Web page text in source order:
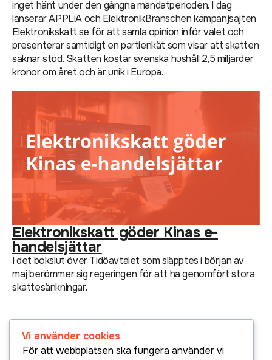
inget hänt under den gångna mandatperioden. I dag
lanserar APPLiA och ElektronikBranschen kampanjsajten
Elektronikskatt.se för att samla opinion inför valet och
presenterar samtidigt en partienkät som visar att skatten
saknar stöd. Skatten kostar svenska hushåll 2,5 miljarder
kronor om året och är unik i Europa.
Elektronikskatt göder Kinas e-
handelsjättar
I det bokslut över Tidöavtalet som släpptes i början av
maj berömmer sig regeringen för att ha genomfört stora
skattesänkningar.
Vi använder cookies
För att webbplatsen ska fungera använder vi